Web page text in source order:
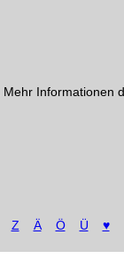
Informationen
Z Ä Ö Ü ♥